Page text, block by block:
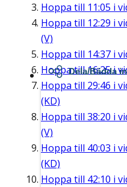
Hoppa till 11:05 i
Hoppa till 12:29 i
(V)
Hoppa till 14:37 i
Hoppa till16:25i
Hoppa till 29:46 i
(KD)
Hoppa till 38:20 i
(V)
Hoppa till 40:03 i
(KD)
Hoppa till 42:10 i
Dela/Bädda in